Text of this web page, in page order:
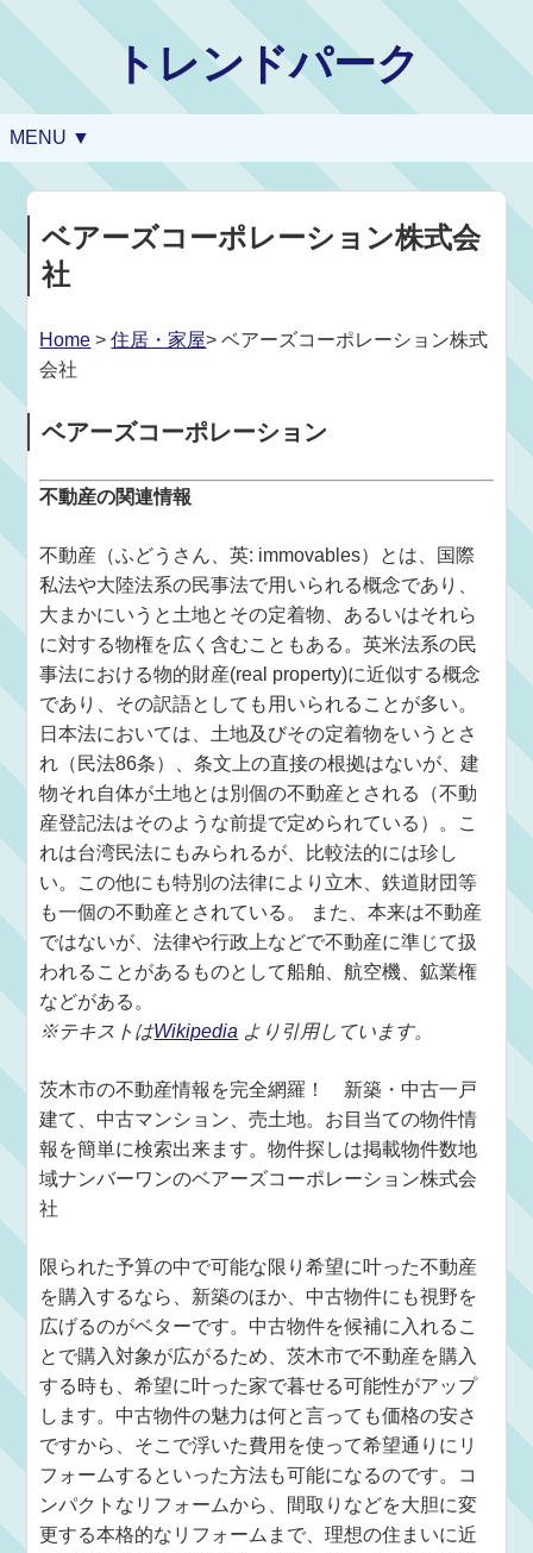
トレンドパーク
MENU ▼
ベアーズコーポレーション株式会
社
Home >住居・家屋> ベアーズコーポレーション株式
会社
ベアーズコーポレーション
不動産の関連情報
不動産（ふどうさん、英: immovables）とは、国際
私法や大陸法系の民事法で用いられる概念であり、
大まかにいうと土地とその定着物、あるいはそれら
に対する物権を広く含むこともある。英米法系の民
事法における物的財産(real property)に近似する概念
であり、その訳語としても用いられることが多い。
日本法においては、土地及びその定着物をいうとさ
れ（民法86条）、条文上の直接の根拠はないが、建
物それ自体が土地とは別個の不動産とされる（不動
産登記法はそのような前提で定められている）。こ
れは台湾民法にもみられるが、比較法的には珍し
い。この他にも特別の法律により立木、鉄道財団等
も一個の不動産とされている。 また、本来は不動産
ではないが、法律や行政上などで不動産に準じて扱
われることがあるものとして船舶、航空機、鉱業権
などがある。
※テキストはWikipedia より引用しています。
茨木市の不動産情報を完全網羅！ 新築・中古一戸
建て、中古マンション、売土地。お目当ての物件情
報を簡単に検索出来ます。物件探しは掲載物件数地
域ナンバーワンのベアーズコーポレーション株式会
社
限られた予算の中で可能な限り希望に叶った不動産
を購入するなら、新築のほか、中古物件にも視野を
広げるのがベターです。中古物件を候補に入れるこ
とで購入対象が広がるため、茨木市で不動産を購入
する時も、希望に叶った家で暮せる可能性がアップ
します。中古物件の魅力は何と言っても価格の安さ
ですから、そこで浮いた費用を使って希望通りにリ
フォームするといった方法も可能になるのです。コ
ンパクトなリフォームから、間取りなどを大胆に変
更する本格的なリフォームまで、理想の住まいに近